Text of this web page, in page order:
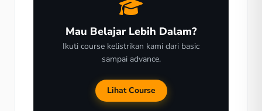
Mau Belajar Lebih Dalam?
Ikuti course kelistrikan kami dari basic
sampai advance.
Lihat Course